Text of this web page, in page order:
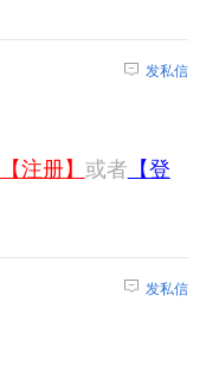
发私信
【注册】 或者 【登
发私信